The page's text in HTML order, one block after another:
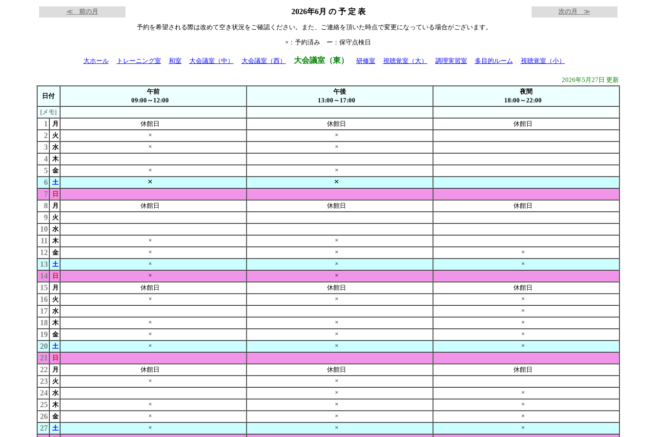
≪ 前の月 2026年6月 の 予 定 表 次の月 ≫
予約を希望される際は改めて空き状況をご確認ください。また、ご連絡を頂いた時点で変更になっている場合がございます。
×：予約済み ー：保守点検日
大ホール トレーニング室 和室 大会議室（中） 大会議室（西） 大会議室（東） 研修室 視聴覚室（大） 調理実習室 多目的ルーム 視聴覚室（小）
2026年5月27日 更新
日付
午前
09:00～12:00
午後
13:00～17:00
夜間
18:00～22:00
[メモ]
1 月 休館日 休館日 休館日
2 火 × ×
3 水 × ×
4 木
5 金 × ×
6 土 ✕ ✕
7 日
8 月 休館日 休館日 休館日
9 火
10 水
11 木 × ×
12 金 × × ×
13 土 × × ×
14 日 × ×
15 月 休館日 休館日 休館日
16 火 × × ×
17 水 ×
18 木 × × ×
19 金 × × ×
20 土 × × ×
21 日
22 月 休館日 休館日 休館日
23 火 × ×
24 水 × ×
25 木 × × ×
26 金 × × ×
27 土 × × ×